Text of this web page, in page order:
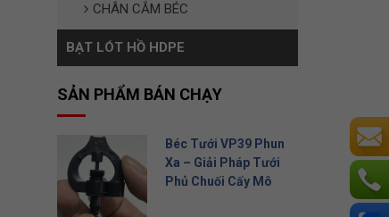
CHÂN CẮM BÉC
BẠT LÓT HỒ HDPE
SẢN PHẨM BÁN CHẠY
Béc Tưới VP39 Phun
Xa – Giải Pháp Tưới
Phủ Chuối Cấy Mô